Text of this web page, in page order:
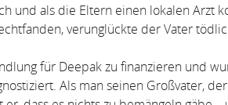
und als die Eltern einen lokalen
verunglückte der Vater
für Deepak zu finanzieren und
Als man seinen Großvater,